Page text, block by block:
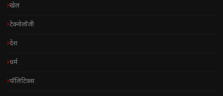
खेल
टेक्नोलॉजी
देश
धर्म
पॉलिटिक्स